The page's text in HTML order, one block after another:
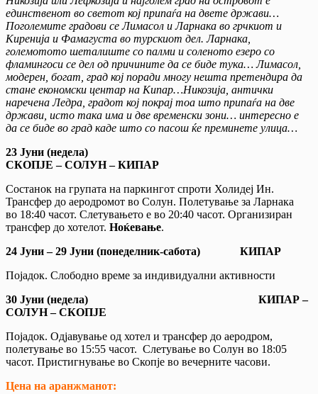
единственот во светот кој припаѓа на двете држави…
Поголемите градови се Лимасол и Ларнака во грчкиот и
Киренија и Фамагуста во турскиот дел. Ларнака,
големотото шеталиште со палми и соленото езеро со
фламингоси се дел од причините да се биде тука… Лимасол,
модерен, богат, град кој поради многу нешта претендира да
стане економски центар на Кипар…Никозија, антички
наречена Ледра, градот кој покрај тоа што припаѓа на две
држави, исто така има и две временски зони… интересно е
да се биде во град каде што со пасош ќе преминете улица…
23 Јуни (недела)
СКОПЈЕ– СОЛУН – КИПАР
Состанок на групата на паркингот спроти Холидеј Ин.
Трансфер до аеродромот во Солун. Полетување за Ларнака
во 18:40 часот. Слетувањето е во 20:40 часот. Организиран
трансфер до хотелот. Ноќевање.
24 Јуни – 29 Јуни (понеделник-сабота) КИПАР
Појадок. Слободно време за индивидуални активности
30 Јуни (недела) КИПАР –
СОЛУН – СКОПЈЕ
Појадок. Одјавување од хотел и трансфер до аеродром,
полетување во 15:55 часот. Слетување во Солун во 18:05
часот. Пристигнување во Скопје во вечерните часови.
Цена на аранжманот: